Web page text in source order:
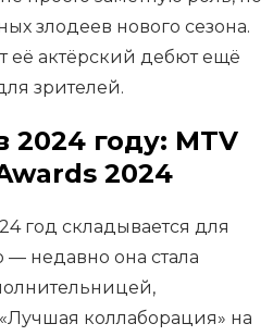
злодеев нового сезона.
её актёрский дебют ещё
зрителей.
2024 году: MTV
2024
год складывается для
недавно она стала
коллаборация» на